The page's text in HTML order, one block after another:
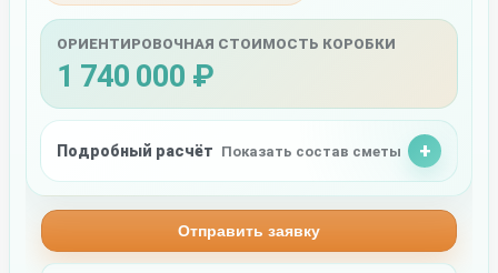
ОРИЕНТИРОВОЧНАЯ СТОИМОСТЬ КОРОБКИ
1 740 000 ₽
Подробный расчёт Показать состав сметы
Отправить заявку